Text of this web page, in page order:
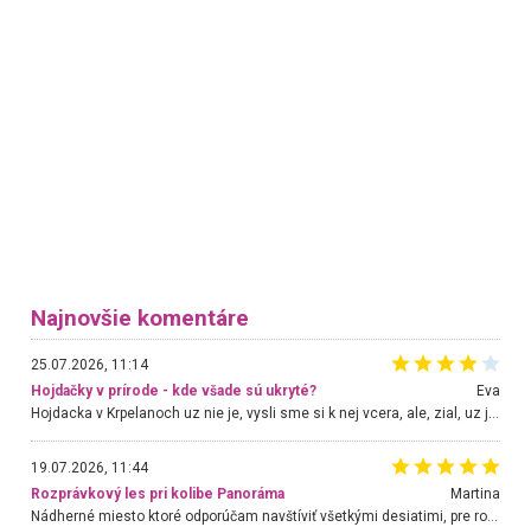
Najnovšie komentáre
25.07.2026, 11:14
Hojdačky v prírode - kde všade sú ukryté?
Eva
Hojdacka v Krpelanoch uz nie je, vysli sme si k nej vcera, ale, zial, uz je znicena. Ak sem planujete cestu len kvoli hojdacke, mozete si ju usetrit. Krasny vyhlad je tu vsak aj bez hojdacky :-)
19.07.2026, 11:44
Rozprávkový les pri kolibe Panoráma
Martina
Nádherné miesto ktoré odporúčam navštíviť všetkými desiatimi, pre rodiny s deťmi, dôchodcom... Proste a jednoducho ozaj rozprávkový les.. určite ešte prídeme. Odniesli sme si na pamiatku krásne tričká,